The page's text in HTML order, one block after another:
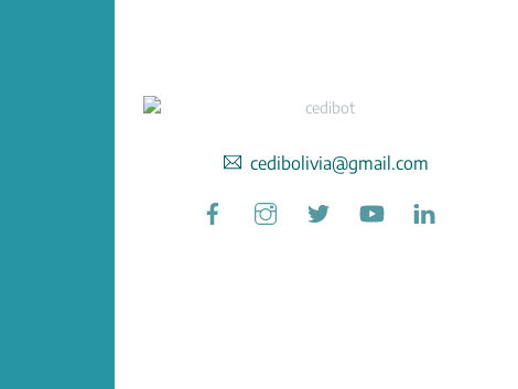
cedibolivia@gmail.com
Facebook